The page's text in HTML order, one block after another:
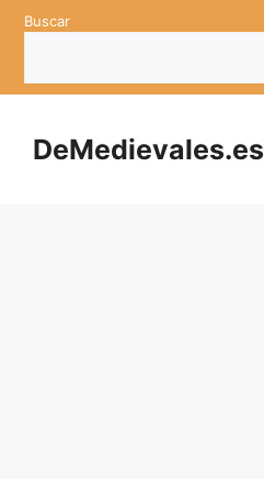
SaltarBuscar
DeMedievales.es